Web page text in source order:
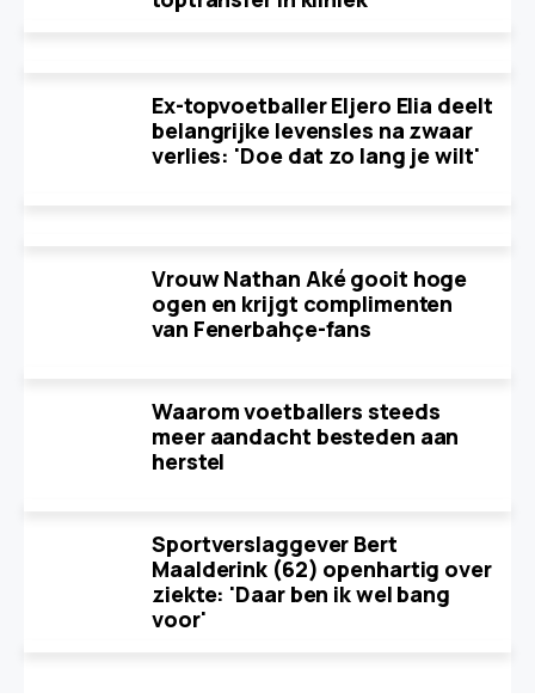
Ex-topvoetballer Eljero Elia deelt
belangrijke levensles na zwaar
verlies: 'Doe dat zo lang je wilt'
Vrouw Nathan Aké gooit hoge
ogen en krijgt complimenten
van Fenerbahçe-fans
Waarom voetballers steeds
meer aandacht besteden aan
herstel
Sportverslaggever Bert
Maalderink (62) openhartig over
ziekte: 'Daar ben ik wel bang
voor'